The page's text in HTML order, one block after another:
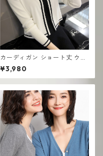
カーディガン ショート丈 ウエ
スタンスタイル 薄手 ニット 春
秋 ショールス
¥3,980